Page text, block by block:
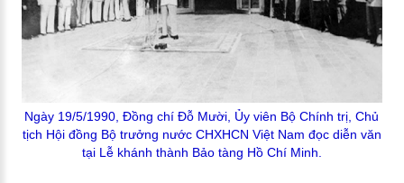
Ngày 19/5/1990, Đồng chí Đỗ Mười, Ủy viên Bộ Chính trị, Chủ
tịch Hội đồng Bộ trưởng nước CHXHCN Việt Nam đọc diễn văn
tại Lễ khánh thành Bảo tàng Hồ Chí Minh.